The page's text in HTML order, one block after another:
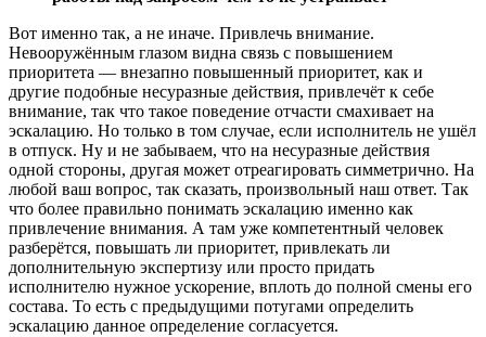
Вот именно так, а не иначе. Привлечь внимание.
Невооружённым глазом видна связь с повышением
приоритета — внезапно повышенный приоритет, как и
другие подобные несуразные действия, привлечёт к себе
внимание, так что такое поведение отчасти смахивает на
эскалацию. Но только в том случае, если исполнитель не ушёл
в отпуск. Ну и не забываем, что на несуразные действия
одной стороны, другая может отреагировать симметрично. На
любой ваш вопрос, так сказать, произвольный наш ответ. Так
что более правильно понимать эскалацию именно как
привлечение внимания. А там уже компетентный человек
разберётся, повышать ли приоритет, привлекать ли
дополнительную экспертизу или просто придать
исполнителю нужное ускорение, вплоть до полной смены его
состава. То есть с предыдущими потугами определить
эскалацию данное определение согласуется.